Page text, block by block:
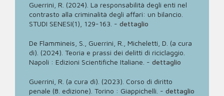
Guerrini, R. (2024). La responsabilità degli enti nel
contrasto alla criminalità degli affari: un bilancio.
STUDI SENESI(1), 129-163. - dettaglio
De Flammineis, S., Guerrini, R., Micheletti, D. (a cura
di). (2024). Teoria e prassi dei delitti di riciclaggio.
Napoli : Edizioni Scientifiche Italiane. - dettaglio
Guerrini, R. (a cura di). (2023). Corso di diritto
penale (8. edizione). Torino : Giappichelli. - dettaglio